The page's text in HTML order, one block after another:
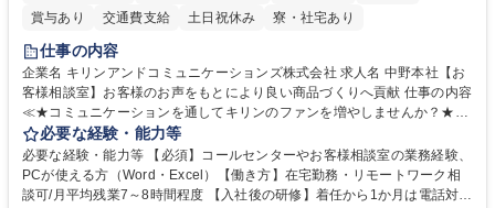
賞与あり
交通費支給 土日祝休み 寮・社宅あり
仕事の内容
企業名 キリンアンドコミュニケーションズ株式会社 求人名 中野本社【お
客様相談室】お客様のお声をもとにより良い商品づくりへ貢献 仕事の内容
≪★コミュニケーションを通してキリンのファンを増やしませんか？★≫
お客様のお声をより良い商品づくりに活かしていく上で、窓口となるお客
様相談室でのお仕事です。 日々お客様からいただくキリングループへのご
意見を、企業活動に活かしています。お客様からの声に迅速かつ誠意をも
って対応、情報提供するとともにグループ内活動に反映しています。 【具
必要な経験・能力等
必要な経験・能力等 【必須】コールセンターやお客様相談室の業務経験、
PCが使える方（Word・Excel）【働き方】在宅勤務・リモートワーク相
談可/月平均残業7～8時間程度 【入社後の研修】着任から1か月は電話対応